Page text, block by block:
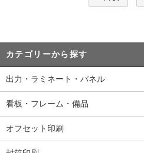
カテゴリーから探す
出力・ラミネート・パネル
看板・フレーム・備品
オフセット印刷